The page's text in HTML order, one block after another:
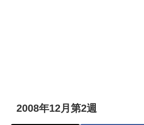
2008年12月第2週